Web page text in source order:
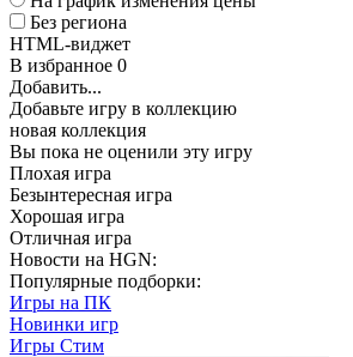
Без региона
HTML-виджет
В избранное 0
Добавить...
Добавьте игру в коллекцию
новая коллекция
Вы пока не оценили эту игру
Плохая игра
Безынтересная игра
Хорошая игра
Отличная игра
Новости на HGN:
Популярные подборки:
Игры на ПК
Новинки игр
Игры Стим